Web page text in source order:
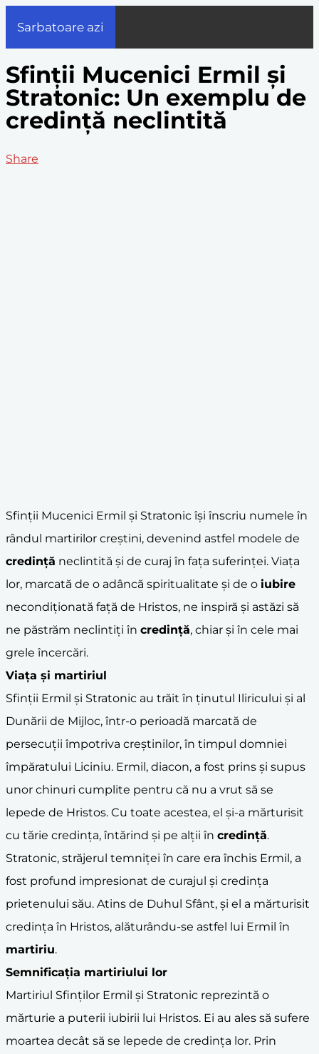
Sarbatoare azi
Sfinții Mucenici Ermil și
Stratonic: Un exemplu de
credință neclintită
Share
Sfinții Mucenici Ermil și Stratonic își înscriu numele în
rândul martirilor creștini, devenind astfel modele de
credință neclintită și de curaj în fața suferinței. Viața
lor, marcată de o adâncă spiritualitate și de o iubire
necondiționată față de Hristos, ne inspiră și astăzi să
ne păstrăm neclintiți în credință, chiar și în cele mai
grele încercări.
Viața și martiriul
Sfinții Ermil și Stratonic au trăit în ținutul Iliricului și al
Dunării de Mijloc, într-o perioadă marcată de
persecuții împotriva creștinilor, în timpul domniei
împăratului Liciniu. Ermil, diacon, a fost prins și supus
unor chinuri cumplite pentru că nu a vrut să se
lepede de Hristos. Cu toate acestea, el și-a mărturisit
cu tărie credința, întărind și pe alții în credință.
Stratonic, străjerul temniței în care era închis Ermil, a
fost profund impresionat de curajul și credința
prietenului său. Atins de Duhul Sfânt, și el a mărturisit
credința în Hristos, alăturându-se astfel lui Ermil în
martiriu.
Semnificația martiriului lor
Martiriul Sfinților Ermil și Stratonic reprezintă o
mărturie a puterii iubirii lui Hristos. Ei au ales să sufere
moartea decât să se lepede de credința lor. Prin